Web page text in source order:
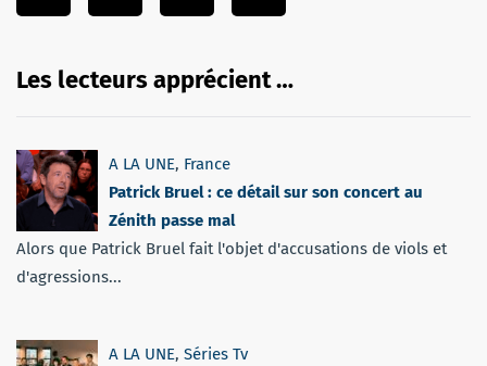
Les lecteurs apprécient …
A LA UNE, France
Patrick Bruel : ce détail sur son concert au
Zénith passe mal
Alors que Patrick Bruel fait l'objet d'accusations de viols et
d'agressions...
A LA UNE, Séries Tv